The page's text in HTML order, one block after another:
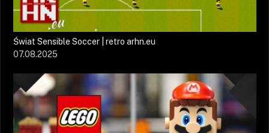
Świat Sensible Soccer | retro arhn.eu
07.08.2025